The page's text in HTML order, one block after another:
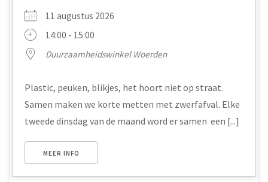
11 augustus 2026
14:00 - 15:00
Duurzaamheidswinkel Woerden
Plastic, peuken, blikjes, het hoort niet op straat.
Samen maken we korte metten met zwerfafval. Elke
tweede dinsdag van de maand word er samen een [...]
MEER INFO